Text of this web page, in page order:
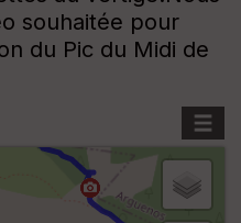
souhaitée pour
du Pic du Midi de